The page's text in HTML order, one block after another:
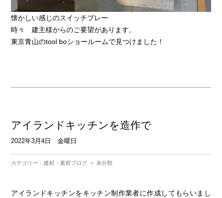
懐かしい感じのスイッチプレー
時々 建主様からのご要望があります。
東京青山のtool boショールームで見つけました！
アイランドキッチンを造作で
2022年3月4日 金曜日
カテゴリー：建材・素材ブログ >未分類
アイランドキッチンをキッチン制作業者に作成してもらいまし